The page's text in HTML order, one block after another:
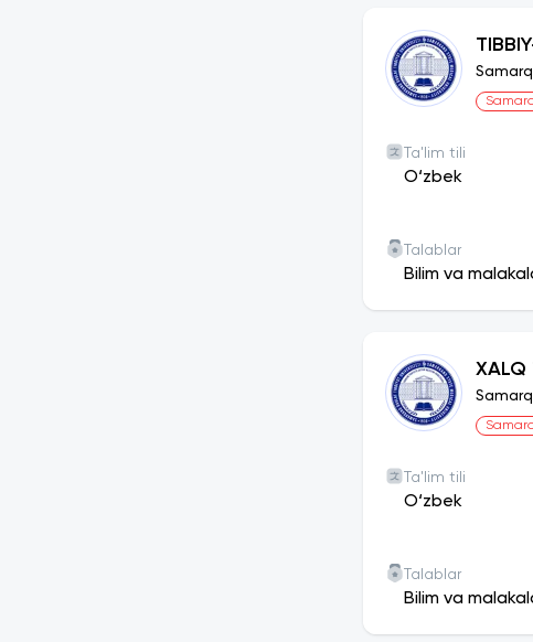
Ta'lim tili
O‘zbek
Talablar
Bilim va
XALQ
Ta'lim tili
O‘zbek
Talablar
Bilim va